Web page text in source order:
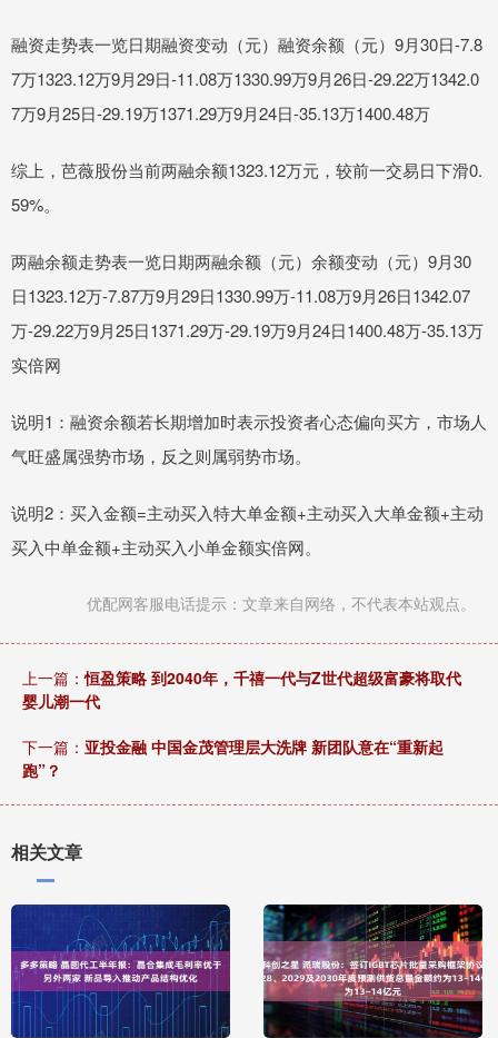
融资走势表一览日期融资变动（元）融资余额（元）9月30日-7.8
7万1323.12万9月29日-11.08万1330.99万9月26日-29.22万1342.0
7万9月25日-29.19万1371.29万9月24日-35.13万1400.48万
综上，芭薇股份当前两融余额1323.12万元，较前一交易日下滑0.
59%。
两融余额走势表一览日期两融余额（元）余额变动（元）9月30
日1323.12万-7.87万9月29日1330.99万-11.08万9月26日1342.07
万-29.22万9月25日1371.29万-29.19万9月24日1400.48万-35.13万
实倍网
说明1：融资余额若长期增加时表示投资者心态偏向买方，市场人
气旺盛属强势市场，反之则属弱势市场。
说明2：买入金额=主动买入特大单金额+主动买入大单金额+主动
买入中单金额+主动买入小单金额实倍网。
优配网客服电话提示：文章来自网络，不代表本站观点。
上一篇：恒盈策略 到2040年，千禧一代与Z世代超级富豪将取代
婴儿潮一代
下一篇： 亚投金融 中国金茂管理层大洗牌 新团队意在“重新起
跑”？
相关文章